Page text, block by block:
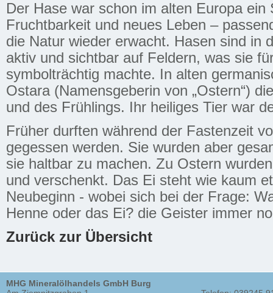
Der Hase war schon im alten Europa ein
Fruchtbarkeit und neues Leben –
die Natur wieder erwacht. Hasen sind in
aktiv und sichtbar auf Feldern, was sie
symbolträchtig machte. In alten
Ostara (Namensgeberin von „Ostern“)
und des Frühlings. Ihr heiliges Tier war
Früher durften während der Fastenzeit
gegessen werden. Sie wurden aber
sie haltbar zu machen. Zu Ostern
und verschenkt. Das Ei steht wie kaum
Neubeginn - wobei sich bei der Frage:
Henne oder das Ei? die Geister immer
Zurück zur Übersicht
MHG Mineralölhandels GmbH Burg